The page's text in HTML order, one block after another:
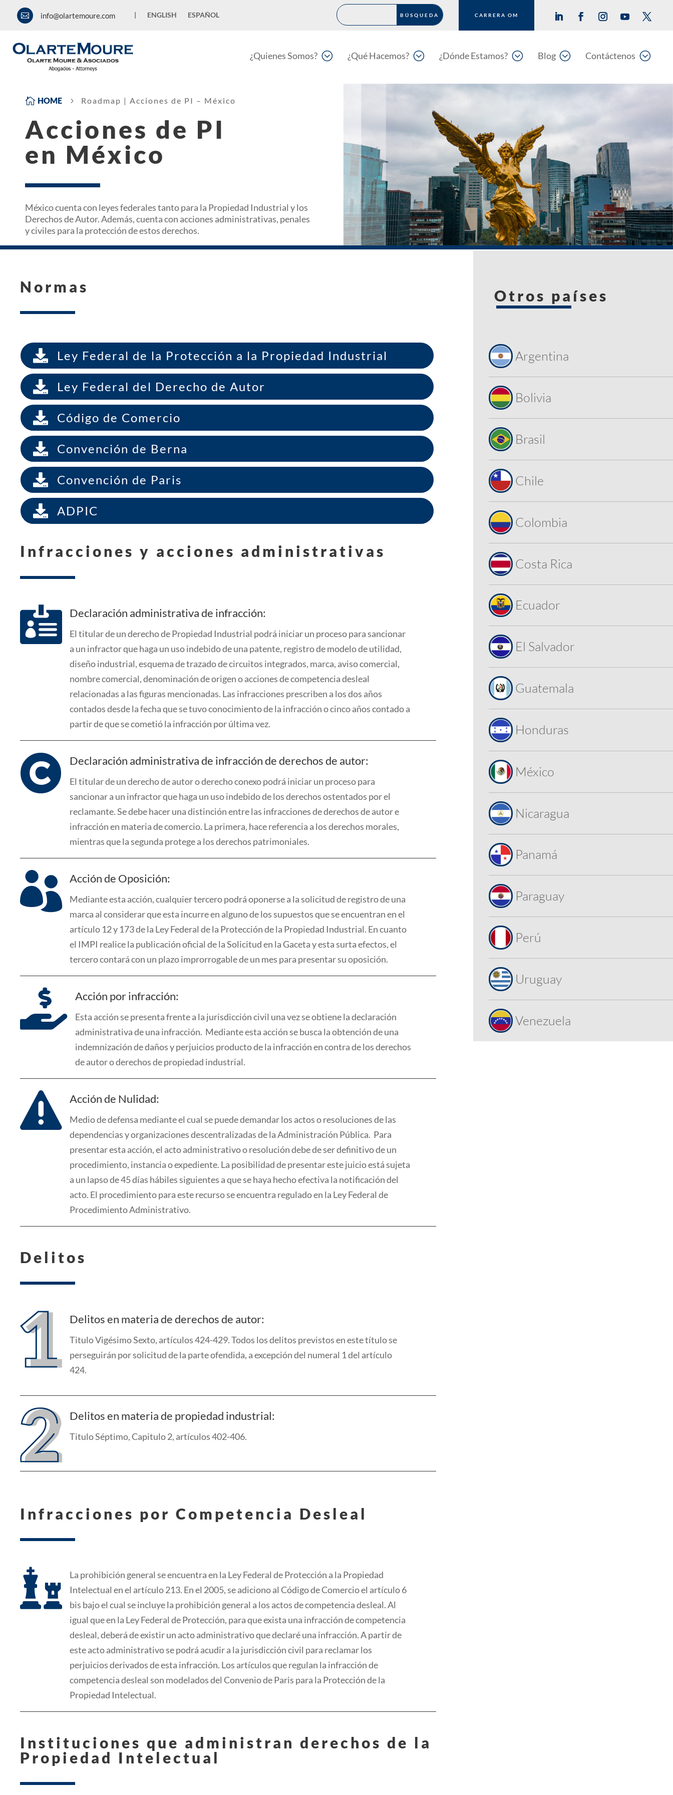
 info@olartemoure.com | ENGLISH ESPAÑOL CARRERA OM
;
¿Quienes Somos? ;
¿Qué Hacemos? ;
¿Dónde Estamos? ;
Blog ;
Contáctenos
 HOME 5 Roadmap | Acciones de PI – México
Acciones de PI
en México
México cuenta con leyes federales tanto para la Propiedad Industrial y los
Derechos de Autor. Además, cuenta con acciones administrativas, penales
y civiles para la protección de estos derechos.
Normas
 Ley Federal de la Protección a la Propiedad Industrial
 Ley Federal del Derecho de Autor
 Código de Comercio
 Convención de Berna
 Convención de Paris
 ADPIC
Infracciones y acciones administrativas
 Declaración administrativa de infracción:
El titular de un derecho de Propiedad Industrial podrá iniciar un proceso para sancionar
a un infractor que haga un uso indebido de una patente, registro de modelo de utilidad,
diseño industrial, esquema de trazado de circuitos integrados, marca, aviso comercial,
nombre comercial, denominación de origen o acciones de competencia desleal
relacionadas a las figuras mencionadas. Las infracciones prescriben a los dos años
contados desde la fecha que se tuvo conocimiento de la infracción o cinco años contado a
partir de que se cometió la infracción por última vez.
 Declaración administrativa de infracción de derechos de autor:
El titular de un derecho de autor o derecho conexo podrá iniciar un proceso para
sancionar a un infractor que haga un uso indebidode los derechos ostentados por el
reclamante.Se debe hacer una distinción entre las infracciones de derechos de autor e
infracción en materia de comercio. La primera, hace referencia a los derechos morales,
mientras que la segunda protege a los derechos patrimoniales.
 Acción de Oposición:
Mediante esta acción, cualquier tercero podrá oponerse a la solicitud de registro de una
marca al considerar que esta incurre en alguno de los supuestos que se encuentran en el
artículo 12 y 173 de la Ley Federal de la Protección de la Propiedad Industrial. En cuanto
el IMPI realice la publicación oficial de la Solicitud en la Gacetay esta surta efectos, el
tercero contará con un plazo improrrogable de un mes para presentar su oposición.
 Acción por infracción:
Esta acciónse presenta frente a la jurisdicción civil una vez se obtienela declaración
administrativa de una infracción. Mediante esta acción se busca la obtención de una
indemnización de daños y perjuicios producto de la infracción en contra de los derechos
de autor o derechos de propiedad industrial.
 Acción de Nulidad:
Medio de defensa mediante el cual se puede demandar los actos o resoluciones de las
dependencias y organizaciones descentralizadas de la Administración Pública. Para
presentar esta acción, el acto administrativo o resolución debe de ser definitivo de un
procedimiento, instancia o expediente. La posibilidad de presentar este juicioestásujeta
a un lapso de 45 días hábilessiguientes a que se haya hecho efectiva la notificación del
acto. El procedimiento para este recurso se encuentra regulado en la Ley Federal de
Procedimiento Administrativo.
Delitos
Delitos en materia de derechos de autor:
Titulo Vigésimo Sexto, artículos 424-429. Todos los delitos previstos en este título se
perseguirán por solicitud de la parte ofendida, a excepción del numeral 1 del artículo
424.
Delitos en materia de propiedad industrial:
TituloSéptimo, Capitulo 2, artículos 402-406.
Infracciones por Competencia Desleal

La prohibición general se encuentra en la Ley Federal de Protección a la Propiedad
Intelectual enel artículo 213. Enel 2005, se adiciono al Código de Comercioel artículo 6
bis bajoelcual seincluye la prohibición general a los actos de competencia desleal. Al
igual que en la Ley Federal de Protección, paraque exista una infracción de competencia
desleal, deberá de existir un acto administrativo que declaré una infracción. A partir de
este acto administrativo se podrá acudir a la jurisdicción civil para reclamar los
perjuicios derivados de esta infracción. Los artículos que regulan la infracción de
competencia desleal son modeladosdel Convenio de Paris para la Protección de la
Propiedad Intelectual.
Instituciones que administran derechos de la
Propiedad Intelectual
Otros países
Argentina
Bolivia
Brasil
Chile
Colombia
Costa Rica
Ecuador
El Salvador
Guatemala
Honduras
México
Nicaragua
Panamá
Paraguay
Perú
Uruguay
Venezuela